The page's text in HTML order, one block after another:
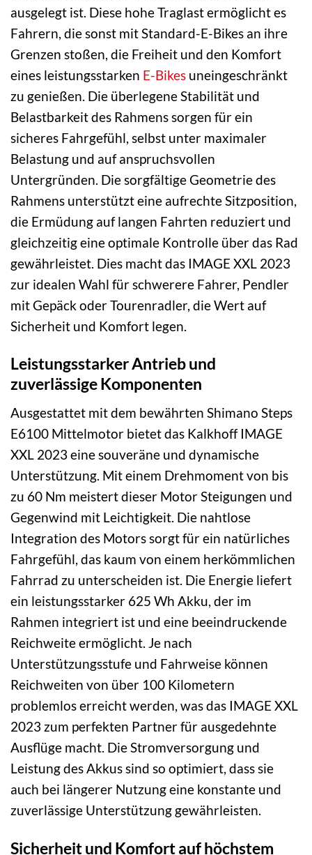
ausgelegt ist. Diese hohe Traglast ermöglicht es
Fahrern, die sonst mit Standard-E-Bikes an ihre
Grenzen stoßen, die Freiheit und den Komfort
eines leistungsstarken E-Bikes uneingeschränkt
zu genießen. Die überlegene Stabilität und
Belastbarkeit des Rahmens sorgen für ein
sicheres Fahrgefühl, selbst unter maximaler
Belastung und auf anspruchsvollen
Untergründen. Die sorgfältige Geometrie des
Rahmens unterstützt eine aufrechte Sitzposition,
die Ermüdung auf langen Fahrten reduziert und
gleichzeitig eine optimale Kontrolle über das Rad
gewährleistet. Dies macht das IMAGE XXL 2023
zur idealen Wahl für schwerere Fahrer, Pendler
mit Gepäck oder Tourenradler, die Wert auf
Sicherheit und Komfort legen.
Leistungsstarker Antrieb und
zuverlässige Komponenten
Ausgestattet mit dem bewährten Shimano Steps
E6100 Mittelmotor bietet das Kalkhoff IMAGE
XXL 2023 eine souveräne und dynamische
Unterstützung. Mit einem Drehmoment von bis
zu 60 Nm meistert dieser Motor Steigungen und
Gegenwind mit Leichtigkeit. Die nahtlose
Integration des Motors sorgt für ein natürliches
Fahrgefühl, das kaum von einem herkömmlichen
Fahrrad zu unterscheiden ist. Die Energie liefert
ein leistungsstarker 625 Wh Akku, der im
Rahmen integriert ist und eine beeindruckende
Reichweite ermöglicht. Je nach
Unterstützungsstufe und Fahrweise können
Reichweiten von über 100 Kilometern
problemlos erreicht werden, was das IMAGE XXL
2023 zum perfekten Partner für ausgedehnte
Ausflüge macht. Die Stromversorgung und
Leistung des Akkus sind so optimiert, dass sie
auch bei längerer Nutzung eine konstante und
zuverlässige Unterstützung gewährleisten.
Sicherheit und Komfort auf höchstem